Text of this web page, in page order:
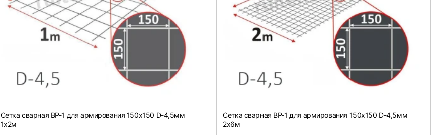
Сетка сварная ВР-1 для армирования 150х150 D-4,5мм
1х2м
Сетка сварная ВР-1 для армирования 150х150 D-4,5мм
2х6м